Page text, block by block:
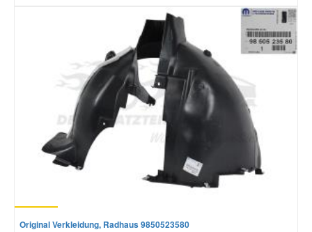
Original Verkleidung, Radhaus 9850523580